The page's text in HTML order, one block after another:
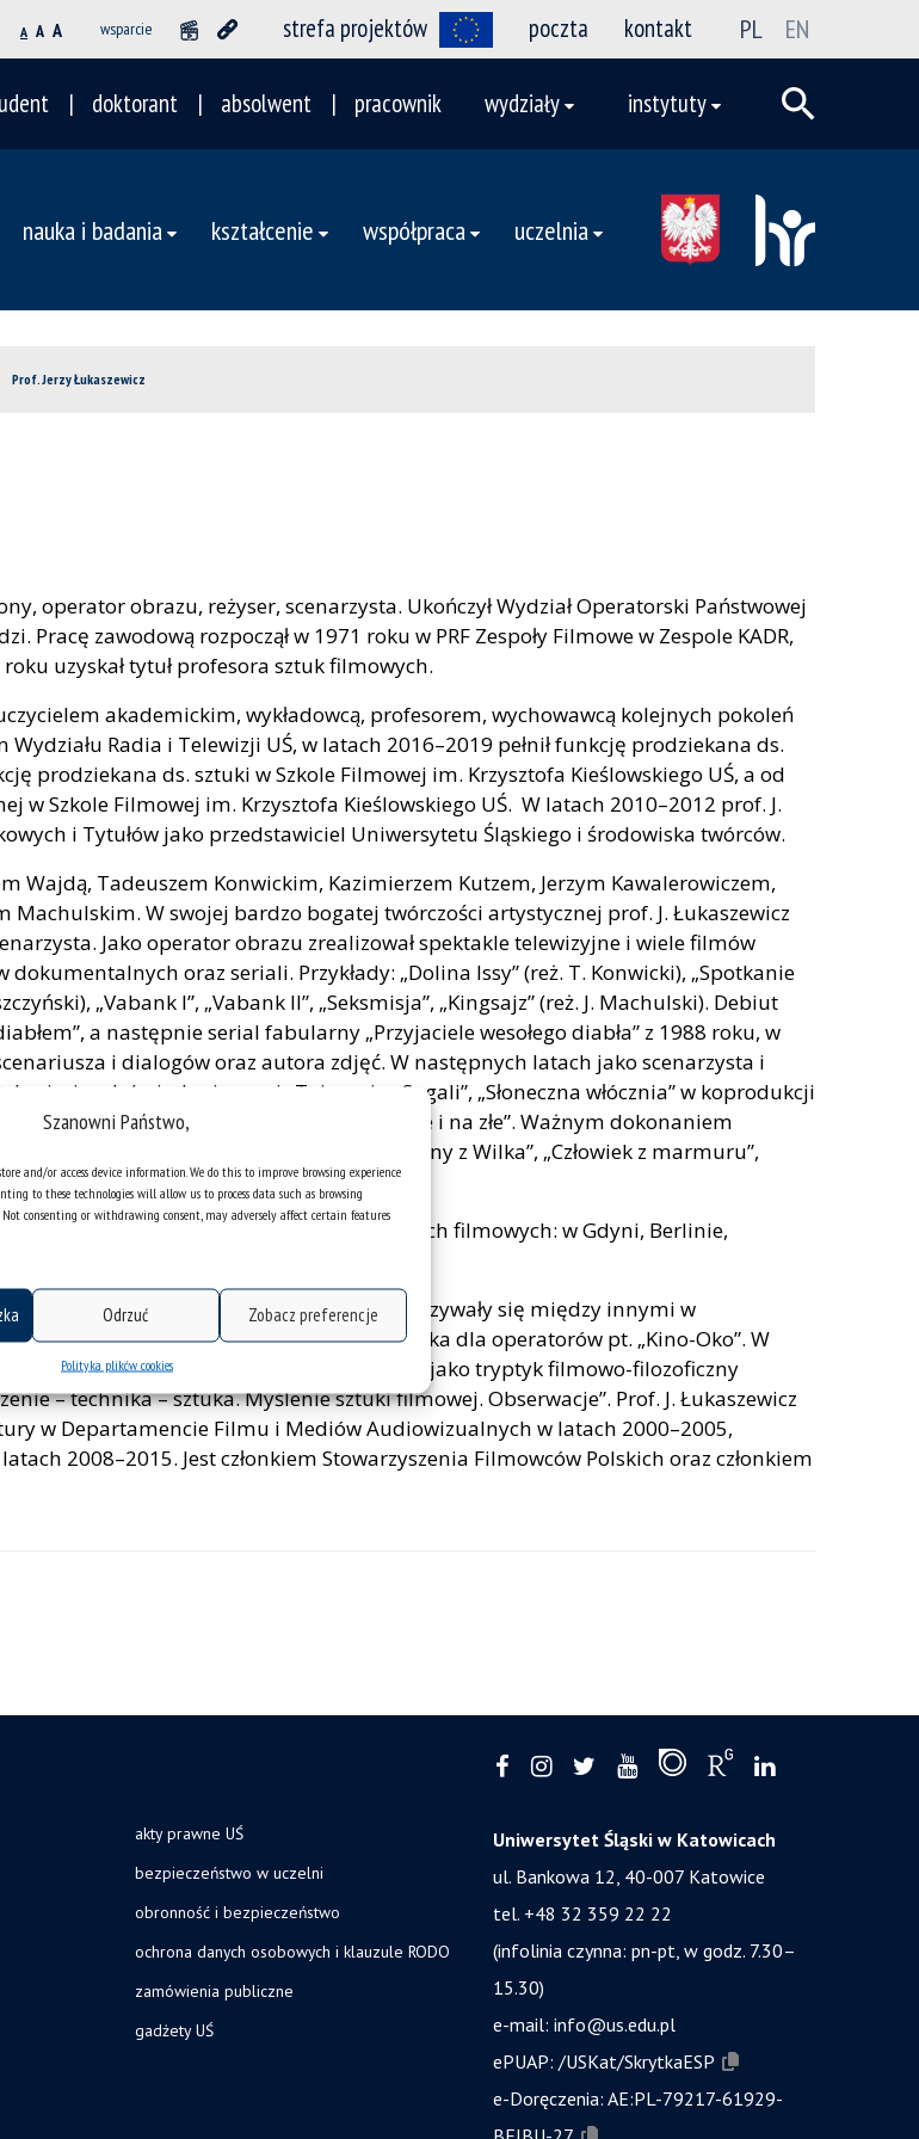
Szanowni Państwo,
and/or access device information. We do this to improve browsing experience
to these technologies will allow us to process data such as browsing
consenting or withdrawing consent, may adversely affect certain features
Odrzuć Zobacz preferencje
Polityka plików cookies
A A A wsparcie strefa projektów poczta kontakt PL EN
doktorant absolwent pracownik wydziały instytuty
nauka i badania kształcenie współpraca uczelnia
Prof. Jerzy Łukaszewicz
operator obrazu, reżyser, scenarzysta. Ukończył Wydział Operatorski Państwowej
Pracę zawodową rozpoczął w 1971 roku w PRF Zespoły Filmowe w Zespole KADR,
uzyskał tytuł profesora sztuk filmowych.
akademickim, wykładowcą, profesorem, wychowawcą kolejnych pokoleń
Radia i Telewizji UŚ, w latach 2016–2019 pełnił funkcję prodziekana ds.
prodziekana ds. sztuki w Szkole Filmowej im. Krzysztofa Kieślowskiego UŚ, a od
Szkole Filmowej im. Krzysztofa Kieślowskiego UŚ. W latach 2010–2012 prof. J.
i Tytułów jako przedstawiciel Uniwersytetu Śląskiego i środowiska twórców.
Wajdą, Tadeuszem Konwickim, Kazimierzem Kutzem, Jerzym Kawalerowiczem,
W swojej bardzo bogatej twórczości artystycznej prof. J. Łukaszewicz
Jako operator obrazu zrealizował spektakle telewizyjne i wiele filmów
oraz seriali. Przykłady: „Dolina Issy” (reż. T. Konwicki), „Spotkanie
„Vabank I”, „Vabank II”, „Seksmisja”, „Kingsajz” (reż. J. Machulski). Debiut
a następnie serial fabularny „Przyjaciele wesołego diabła” z 1988 roku, w
i dialogów oraz autora zdjęć. W następnych latach jako scenarzysta i
(między innymi „Tajemnica Sagali”, „Słoneczna włócznia” w koprodukcji
seriali telewizyjnych „Plebania” i „Na dobre i na złe”. Ważnym dokonaniem
na przykład filmów Andrzeja Wajdy: „Panny z Wilka”, „Człowiek z marmuru”,
miłosnych”.
krajowych i międzynarodowych festiwalach filmowych: w Gdyni, Berlinie,
Emmy Awards.
z zakresu sztuk filmowych, które ukazywały się między innymi w
Jagielloński. Jest współautorem podręcznika dla operatorów pt. „Kino-Oko”. W
roku bardzo ważna pozycja awizowana jako tryptyk filmowo-filozoficzny
– technika – sztuka. Myślenie sztuki filmowej. Obserwacje”. Prof. J. Łukaszewicz
w Departamencie Filmu i Mediów Audiowizualnych w latach 2000–2005,
2008–2015. Jest członkiem Stowarzyszenia Filmowców Polskich oraz członkiem
akty prawne UŚ
bezpieczeństwo w uczelni
obronność i bezpieczeństwo
ochrona danych osobowych i klauzule RODO
zamówienia publiczne
gadżety UŚ
Uniwersytet Śląski w Katowicach
ul. Bankowa 12, 40-007 Katowice
tel. +48 32 359 22 22
(infolinia czynna: pn-pt, w godz. 7.30–
15.30)
e-mail: info@us.edu.pl
ePUAP: /USKat/SkrytkaESP
e-Doręczenia: AE:PL-79217-61929-